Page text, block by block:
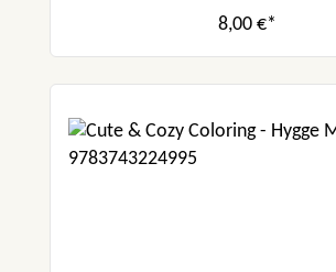
8,00 €*